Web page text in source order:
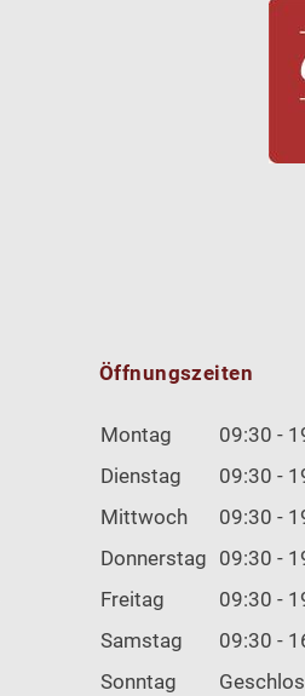
Öffnungszeiten
Montag
09:30 -
Dienstag
09:30 -
Mittwoch
09:30 -
Donnerstag 09:30 -
Freitag
09:30 -
Samstag
09:30 -
Sonntag